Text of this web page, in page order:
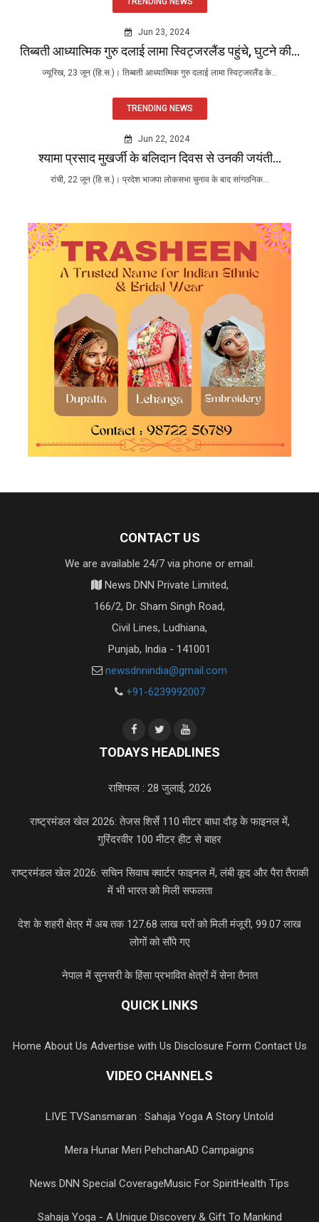
Jun 23, 2024
तिब्बती आध्यात्मिक गुरु दलाई लामा स्विट्जरलैंड पहुंचे, घुटने की...
ज्यूरिख, 23 जून (हि.स.)। तिब्बती आध्यात्मिक गुरु दलाई लामा स्विट्जरलैंड के...
TRENDING NEWS
Jun 22, 2024
श्यामा प्रसाद मुखर्जी के बलिदान दिवस से उनकी जयंती...
रांची, 22 जून (हि.स.)। प्रदेश भाजपा लोकसभा चुनाव के बाद सांगठनिक...
CONTACT US
We are available 24/7 via phone or email.
News DNN Private Limited,
166/2, Dr. Sham Singh Road,
Civil Lines, Ludhiana,
Punjab, India - 141001
newsdnnindia@gmail.com
+91-6239992007
TODAYS HEADLINES
राशिफल : 28 जुलाई, 2026
राष्ट्रमंडल खेल 2026: तेजस शिर्से 110 मीटर बाधा दौड़ के फाइनल में,
गुरिंदरवीर 100 मीटर हीट से बाहर
राष्ट्रमंडल खेल 2026: सचिन सिवाच क्वार्टर फाइनल में, लंबी कूद और पैरा तैराकी
में भी भारत को मिली सफलता
देश के शहरी क्षेत्र में अब तक 127.68 लाख घरों को मिली मंजूरी, 99.07 लाख
लोगों को सौंपे गए
नेपाल में सुनसरी के हिंसा प्रभावित क्षेत्रों में सेना तैनात
QUICK LINKS
Home About Us Advertise with Us Disclosure Form Contact Us
VIDEO CHANNELS
LIVE TVSansmaran : Sahaja Yoga A Story Untold
Mera Hunar Meri PehchanAD Campaigns
News DNN Special CoverageMusic For SpiritHealth Tips
Sahaja Yoga - A Unique Discovery & Gift To Mankind